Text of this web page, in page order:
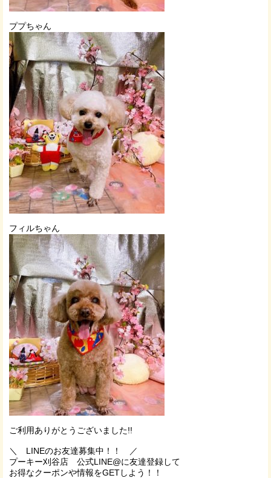
ププちゃん
フィルちゃん
ご利用ありがとうございました!!
＼ LINEのお友達募集中！！ ／
プーキー刈谷店 公式LINE@に友達登録して
お得なクーポンや情報をGETしよう！！